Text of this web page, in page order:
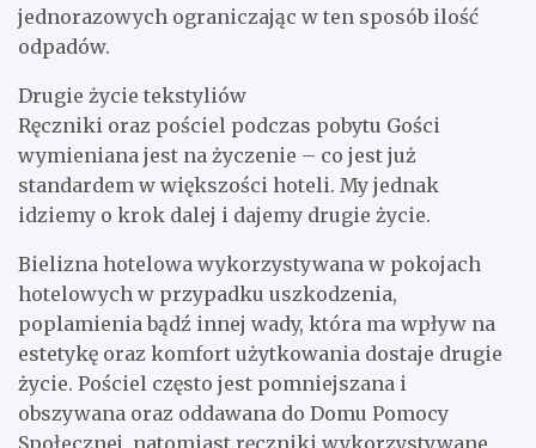
jednorazowych ograniczając w ten sposób ilość
odpadów.
Drugie życie tekstyliów
Ręczniki oraz pościel podczas pobytu Gości
wymieniana jest na życzenie – co jest już
standardem w większości hoteli. My jednak
idziemy o krok dalej i dajemy drugie życie.
Bielizna hotelowa wykorzystywana w pokojach
hotelowych w przypadku uszkodzenia,
poplamienia bądź innej wady, która ma wpływ na
estetykę oraz komfort użytkowania dostaje drugie
życie. Pościel często jest pomniejszana i
obszywana oraz oddawana do Domu Pomocy
Społecznej, natomiast ręczniki wykorzystywane